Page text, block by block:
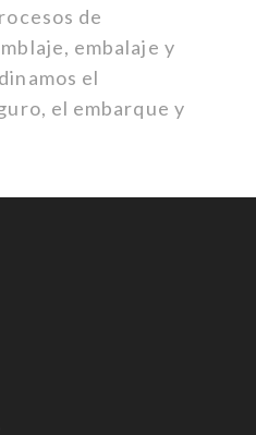
de
embalaje y
el
el embarque y